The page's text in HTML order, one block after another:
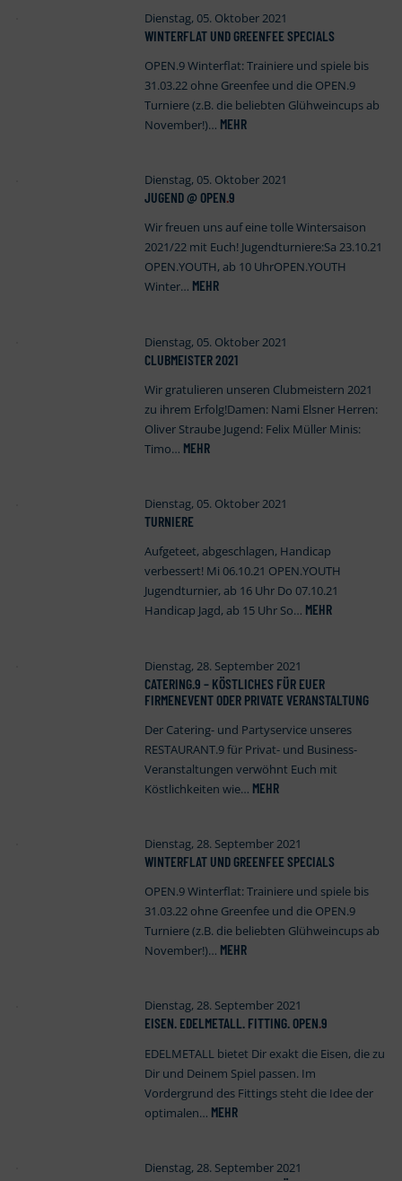
Dienstag, 05. Oktober 2021
WINTERFLAT UND GREENFEE SPECIALS
OPEN.9 Winterflat: Trainiere und spiele bis
31.03.22 ohne Greenfee und die OPEN.9
Turniere (z.B. die beliebten Glühweincups ab
November!)… MEHR
Dienstag, 05. Oktober 2021
JUGEND @ OPEN.9
Wir freuen uns auf eine tolle Wintersaison
2021/22 mit Euch! Jugendturniere:Sa 23.10.21
OPEN.YOUTH, ab 10 UhrOPEN.YOUTH
Winter… MEHR
Dienstag, 05. Oktober 2021
CLUBMEISTER 2021
Wir gratulieren unseren Clubmeistern 2021
zu ihrem Erfolg!Damen: Nami Elsner Herren:
Oliver Straube Jugend: Felix Müller Minis:
Timo… MEHR
Dienstag, 05. Oktober 2021
TURNIERE
Aufgeteet, abgeschlagen, Handicap
verbessert! Mi 06.10.21 OPEN.YOUTH
Jugendturnier, ab 16 Uhr Do 07.10.21
Handicap Jagd, ab 15 Uhr So… MEHR
Dienstag, 28. September 2021
CATERING.9 – KÖSTLICHES FÜR EUER
FIRMENEVENT ODER PRIVATE VERANSTALTUNG
Der Catering- und Partyservice unseres
RESTAURANT.9 für Privat- und Business-
Veranstaltungen verwöhnt Euch mit
Köstlichkeiten wie… MEHR
Dienstag, 28. September 2021
WINTERFLAT UND GREENFEE SPECIALS
OPEN.9 Winterflat: Trainiere und spiele bis
31.03.22 ohne Greenfee und die OPEN.9
Turniere (z.B. die beliebten Glühweincups ab
November!)… MEHR
Dienstag, 28. September 2021
EISEN. EDELMETALL. FITTING. OPEN.9
EDELMETALL bietet Dir exakt die Eisen, die zu
Dir und Deinem Spiel passen. Im
Vordergrund des Fittings steht die Idee der
optimalen… MEHR
Dienstag, 28. September 2021